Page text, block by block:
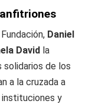
Daniel
David la
solidarios de los
a la cruzada a
instituciones y